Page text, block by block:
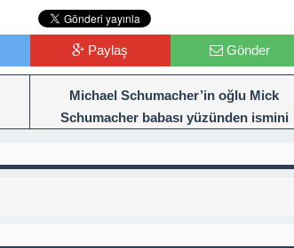
Paylaş Gönder
Michael Schumacher’in oğlu Mick
Schumacher babası yüzünden ismini